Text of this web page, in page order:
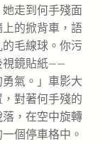
走到何手殘面
的掀背車，語
毛線球。你污
視鏡貼紙——
勇氣。」車影大
對著何手殘的
，在空中旋轉
個停車格中。